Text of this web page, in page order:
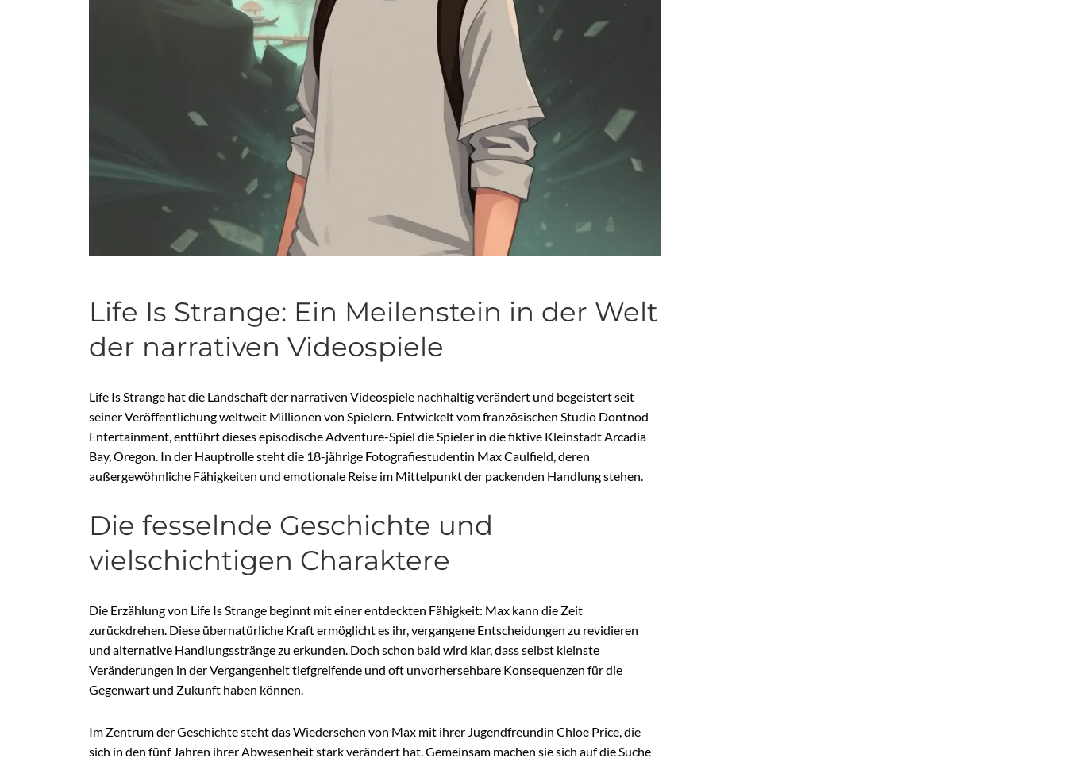
Life Is Strange: Ein Meilenstein in der Welt
der narrativen Videospiele
Life Is Strange hat die Landschaft der narrativen Videospiele nachhaltig verändert und begeistert seit
seiner Veröffentlichung weltweit Millionen von Spielern. Entwickelt vom französischen Studio Dontnod
Entertainment, entführt dieses episodische Adventure-Spiel die Spieler in die fiktive Kleinstadt Arcadia
Bay, Oregon. In der Hauptrolle steht die 18-jährige Fotografiestudentin Max Caulfield, deren
außergewöhnliche Fähigkeiten und emotionale Reise im Mittelpunkt der packenden Handlung stehen.
Die fesselnde Geschichte und
vielschichtigen Charaktere
Die Erzählung von Life Is Strange beginnt mit einer entdeckten Fähigkeit: Max kann die Zeit
zurückdrehen. Diese übernatürliche Kraft ermöglicht es ihr, vergangene Entscheidungen zu revidieren
und alternative Handlungsstränge zu erkunden. Doch schon bald wird klar, dass selbst kleinste
Veränderungen in der Vergangenheit tiefgreifende und oft unvorhersehbare Konsequenzen für die
Gegenwart und Zukunft haben können.
Im Zentrum der Geschichte steht das Wiedersehen von Max mit ihrer Jugendfreundin Chloe Price, die
sich in den fünf Jahren ihrer Abwesenheit stark verändert hat. Gemeinsam machen sie sich auf die Suche